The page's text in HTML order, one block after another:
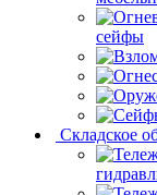
сейфы
Складское